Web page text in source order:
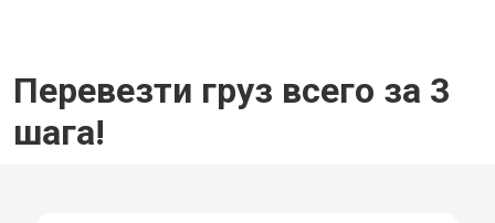
Перевезти груз всего за 3
шага!